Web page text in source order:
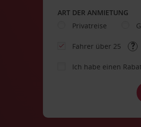
ART DER ANMIETUNG
Privatreise
Fahrer über 25
Ich habe einen